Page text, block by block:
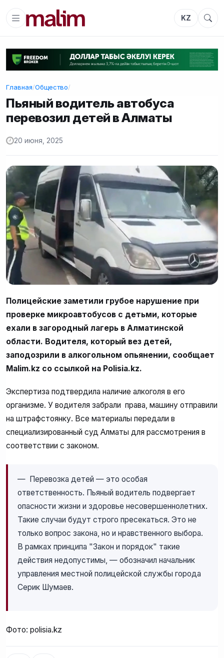
KZ
Главная/Общество/
Пьяный водитель автобуса
перевозил детей в Алматы
20 июня, 2025
Полицейские заметили грубое нарушение при
проверке микроавтобусов с детьми, которые
ехали в загородный лагерь в Алматинской
области. Водителя, который вез детей,
заподозрили в алкогольном опьянении, сообщает
Malim.kz со ссылкой на Polisia.kz.
Экспертиза подтвердила наличие алкоголя в его
организме. У водителя забрали права, машину отправили
на штрафстоянку. Все материалы передали в
специализированный суд Алматы для рассмотрения в
соответствии с законом.
— Перевозка детей — это особая
ответственность. Пьяный водитель подвергает
опасности жизни и здоровье несовершеннолетних.
Такие случаи будут строго пресекаться. Это не
только вопрос закона, но и нравственного выбора.
В рамках принципа "Закон и порядок" такие
действия недопустимы, — обозначил начальник
управления местной полицейской службы города
Серик Шумаев.
Фото: polisia.kz